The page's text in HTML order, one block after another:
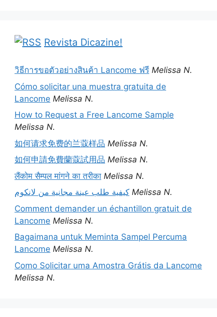
Revista Dicazine!
วิธีการขอตัวอย่างสินค้า Lancome ฟรี Melissa N.
Cómo solicitar una muestra gratuita de
Lancome Melissa N.
How to Request a Free Lancome Sample
Melissa N.
如何请求免费的兰蔻样品 Melissa N.
如何申請免費蘭蔻試用品 Melissa N.
लैंकोम सैम्पल मांगने का तरीका Melissa N.
كيفية طلب عينة مجانية من لانكوم Melissa N.
Comment demander un échantillon gratuit de
Lancome Melissa N.
Bagaimana untuk Meminta Sampel Percuma
Lancome Melissa N.
Como Solicitar uma Amostra Grátis da Lancome
Melissa N.